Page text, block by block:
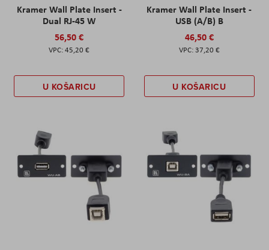
Kramer Wall Plate Insert -
Dual RJ-45 W
56,50 €
45,20 €
U KOŠARICU
Kramer Wall Plate Insert -
USB (A/B) B
46,50 €
37,20 €
U KOŠARICU